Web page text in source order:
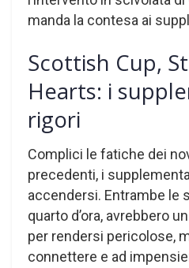
manda la contesa ai
Scottish Cup,
Hearts: i
rigori
Complici le fatiche dei
precedenti, i
accendersi. Entrambe le
quarto d’ora, avrebbero
per rendersi pericolose,
connettere e ad